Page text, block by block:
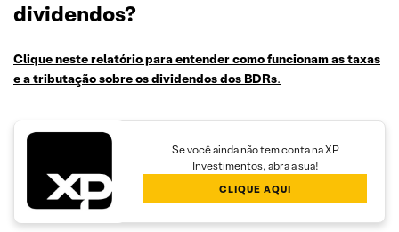
dividendos?
Clique neste relatório para entender como funcionam as taxas
e a tributação sobre os dividendos dos BDRs.
Se você ainda não tem conta na XP
Investimentos, abra a sua!
CLIQUE AQUI